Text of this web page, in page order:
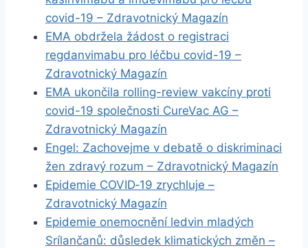
covid-19 – Zdravotnický Magazín
EMA obdržela žádost o registraci
regdanvimabu pro léčbu covid-19 –
Zdravotnický Magazín
EMA ukončila rolling-review vakcíny proti
covid-19 společnosti CureVac AG –
Zdravotnický Magazín
Engel: Zachovejme v debatě o diskriminaci
žen zdravý rozum – Zdravotnický Magazín
Epidemie COVID‑19 zrychluje –
Zdravotnický Magazín
Epidemie onemocnění ledvin mladých
Srílančanů: důsledek klimatických změn –